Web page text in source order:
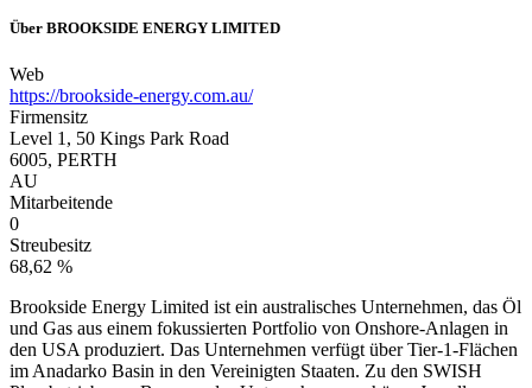
Über BROOKSIDE ENERGY LIMITED
Web
https://brookside-energy.com.au/
Firmensitz
Level 1, 50 Kings Park Road
6005, PERTH
AU
Mitarbeitende
0
Streubesitz
68,62 %
Brookside Energy Limited ist ein australisches Unternehmen, das Öl
und Gas aus einem fokussierten Portfolio von Onshore-Anlagen in
den USA produziert. Das Unternehmen verfügt über Tier-1-Flächen
im Anadarko Basin in den Vereinigten Staaten. Zu den SWISH